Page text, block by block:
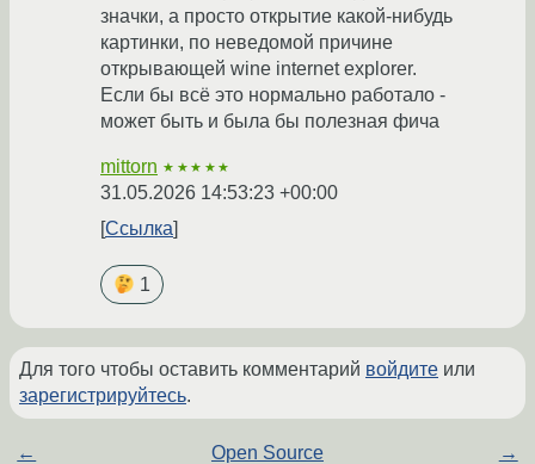
значки, а просто открытие какой-нибудь
картинки, по неведомой причине
открывающей wine internet explorer.
Если бы всё это нормально работало -
может быть и была бы полезная фича
mittorn ★★★★★
31.05.2026 14:53:23 +00:00
Ссылка
1
Для того чтобы оставить комментарий войдите или
зарегистрируйтесь.
← Open Source →